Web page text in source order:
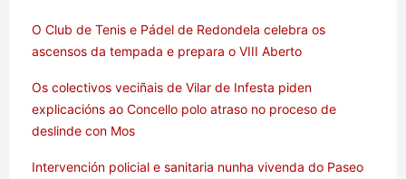
O Club de Tenis e Pádel de Redondela celebra os
ascensos da tempada e prepara o VIII Aberto
Os colectivos veciñais de Vilar de Infesta piden
explicacións ao Concello polo atraso no proceso de
deslinde con Mos
Intervención policial e sanitaria nunha vivenda do Paseo